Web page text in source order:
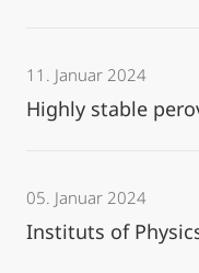
11. Januar 2024
Highly stable
05. Januar 2024
Instituts of